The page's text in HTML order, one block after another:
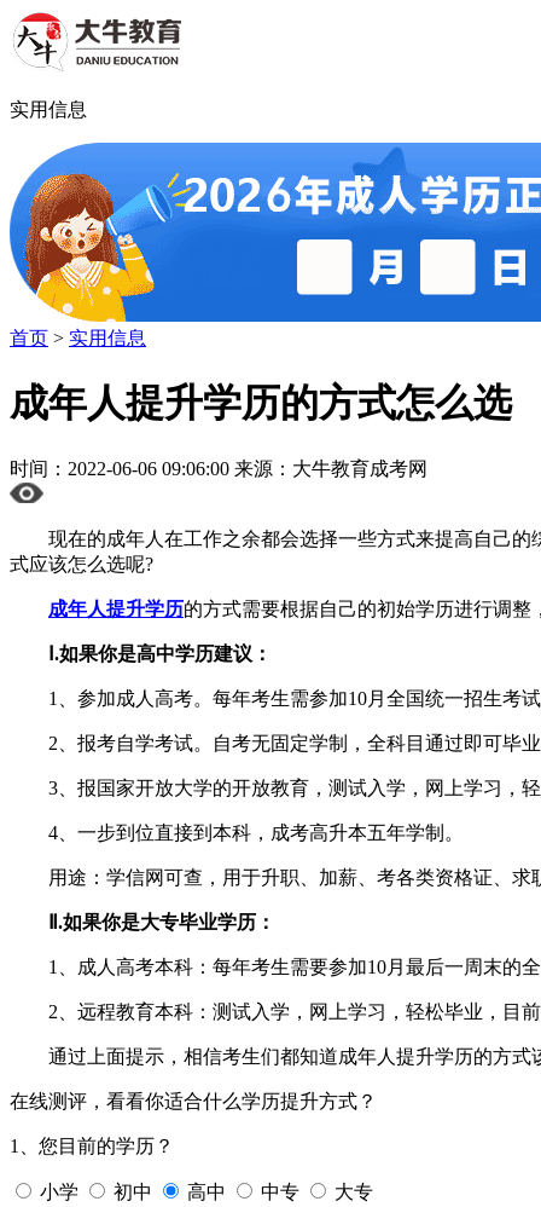
实用信息
首页 > 实用信息
成年人提升学历的方式怎么选
时间：2022-06-06 09:06:00 来源：大牛教育成考网
现在的成年人在工作之余都会选择一些方式来提高自己的
式应该怎么选呢?
成年人提升学历的方式需要根据自己的初始学历进行调整
Ⅰ.如果你是高中学历建议：
1、参加成人高考。每年考生需参加10月全国统一招生考试
2、报考自学考试。自考无固定学制，全科目通过即可毕业
3、报国家开放大学的开放教育，测试入学，网上学习，
4、一步到位直接到本科，成考高升本五年学制。
用途：学信网可查，用于升职、加薪、考各类资格证、求
Ⅱ.如果你是大专毕业学历：
1、成人高考本科：每年考生需要参加10月最后一周末的
2、远程教育本科：测试入学，网上学习，轻松毕业，目
通过上面提示，相信考生们都知道成年人提升学历的方式
在线测评，看看你适合什么学历提升方式？
1、您目前的学历？
小学 初中 高中 中专 大专